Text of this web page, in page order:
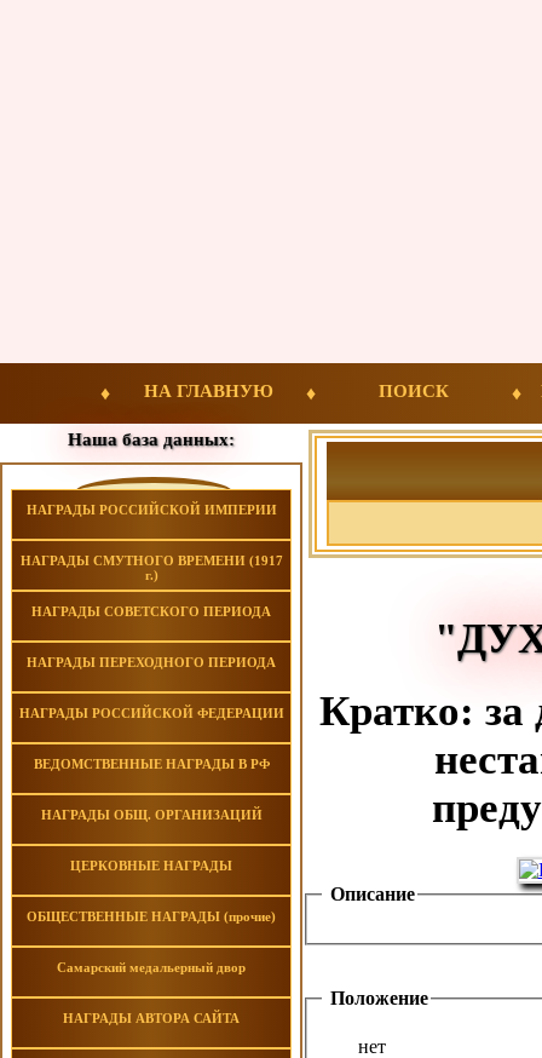
НА ГЛАВНУЮ ПОИСК
Наша база данных:
НАГРАДЫ РОССИЙСКОЙ ИМПЕРИИ
НАГРАДЫ СМУТНОГО ВРЕМЕНИ (1917
г.)
НАГРАДЫ СОВЕТСКОГО ПЕРИОДА
НАГРАДЫ ПЕРЕХОДНОГО ПЕРИОДА
НАГРАДЫ РОССИЙСКОЙ ФЕДЕРАЦИИ
ВЕДОМСТВЕННЫЕ НАГРАДЫ В РФ
НАГРАДЫ ОБЩ. ОРГАНИЗАЦИЙ
ЦЕРКОВНЫЕ НАГРАДЫ
ОБЩЕСТВЕННЫЕ НАГРАДЫ (прочие)
Самарский медальерный двор
НАГРАДЫ АВТОРА САЙТА
Кратко: за
Описание
Положение
нет